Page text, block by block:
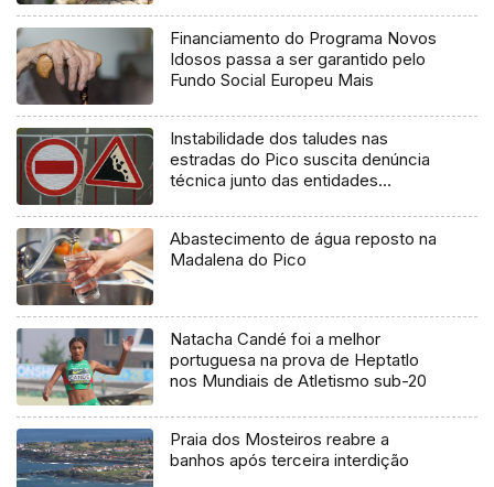
Financiamento do Programa Novos
Idosos passa a ser garantido pelo
Fundo Social Europeu Mais
Instabilidade dos taludes nas
estradas do Pico suscita denúncia
técnica junto das entidades
Abastecimento de água reposto na
Madalena do Pico
Natacha Candé foi a melhor
portuguesa na prova de Heptatlo
nos Mundiais de Atletismo sub-20
Praia dos Mosteiros reabre a
banhos após terceira interdição